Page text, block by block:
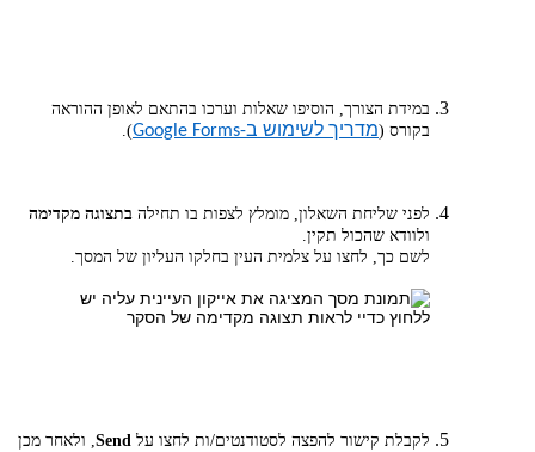
במידת הצורך, הוסיפו שאלות וערכו בהתאם לאופן ההוראה
בקורס (מדריך לשימוש ב-Google Forms ).
לפני שליחת השאלון, מומלץ לצפות בו תחילה בתצוגה מקדימה
ולוודא שהכול תקין.
לשם כך, לחצו על צלמית העין בחלקו העליון של המסך.
לקבלת קישור להפצה לסטודנטים/ות לחצו על Send, ולאחר מכן